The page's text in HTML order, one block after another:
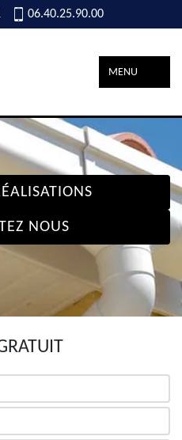
06.40.25.90.00
MENU
NOUS